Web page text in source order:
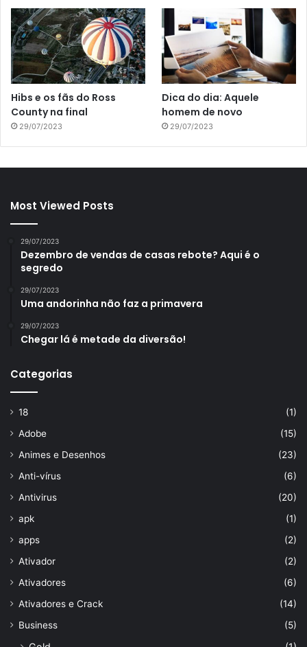
Hibs e os fãs do Ross
County na final
29/07/2023
Dica do dia: Aquele
homem de novo
29/07/2023
Most Viewed Posts
29/07/2023
Dezembro de vendas de casas rebote? Aqui é o
segredo
29/07/2023
Uma andorinha não faz a primavera
29/07/2023
Chegar lá é metade da diversão!
Categorias
18
(1)
Adobe
(15)
Animes e Desenhos
(23)
Anti-vírus
(6)
Antivirus
(20)
apk
(1)
apps
(2)
Ativador
(2)
Ativadores
(6)
Ativadores e Crack
(14)
Business
(5)